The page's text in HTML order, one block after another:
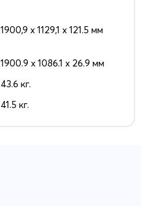
1900,9 x 1129,1 x 121.5 мм
1900.9 x 1086.1 x 26.9 мм
43.6 кг.
41.5 кг.